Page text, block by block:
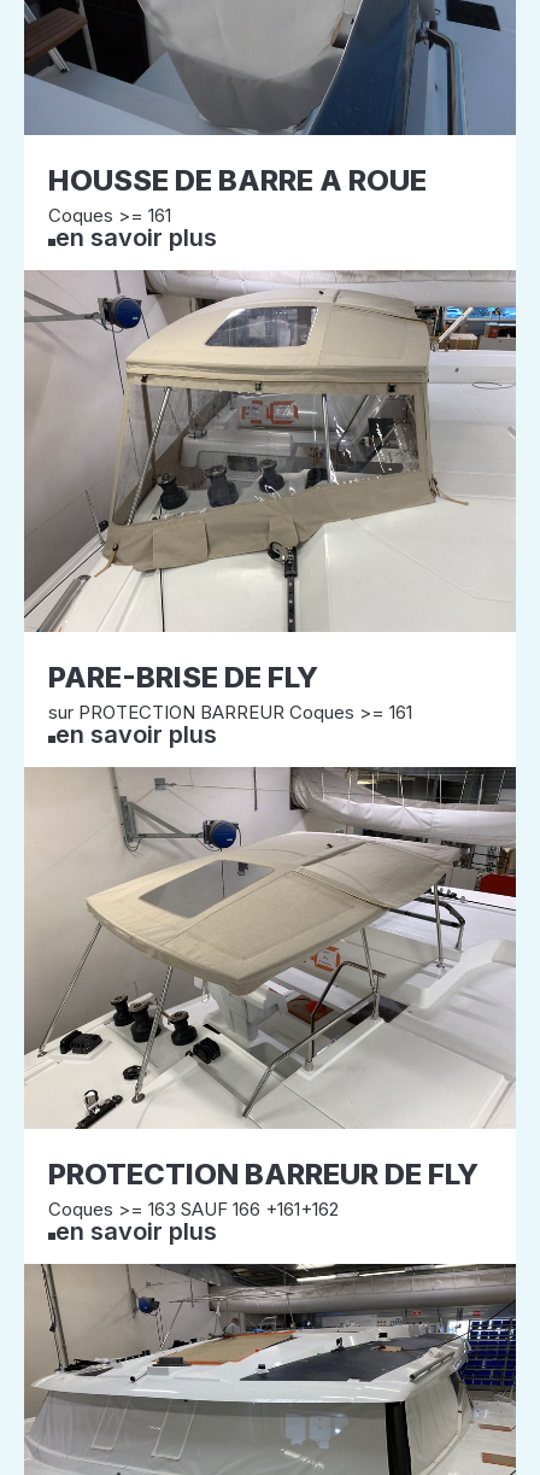
HOUSSE DE BARRE A ROUE
Coques >= 161
en savoir plus
PARE-BRISE DE FLY
sur PROTECTION BARREUR Coques >= 161
en savoir plus
PROTECTION BARREUR DE FLY
Coques >= 163 SAUF 166 +161+162
en savoir plus